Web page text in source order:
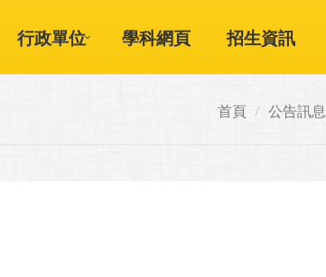
行政單位 學科網頁 招生資訊
首頁 公告訊息